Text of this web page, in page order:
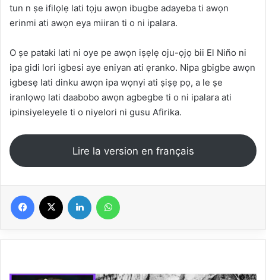
tun n ṣe ifilọlẹ lati tọju awọn ibugbe adayeba ti awọn
erinmi ati awọn eya miiran ti o ni ipalara.
O ṣe pataki lati ni oye pe awọn iṣẹlẹ oju-ọjọ bii El Niño ni
ipa gidi lori igbesi aye eniyan ati ẹranko. Nipa gbigbe awọn
igbesẹ lati dinku awọn ipa wọnyi ati ṣiṣẹ pọ, a le ṣe
iranlọwọ lati daabobo awọn agbegbe ti o ni ipalara ati
ipinsiyeleyele ti o niyelori ni gusu Afirika.
Lire la version en français
Facebook Linkedin